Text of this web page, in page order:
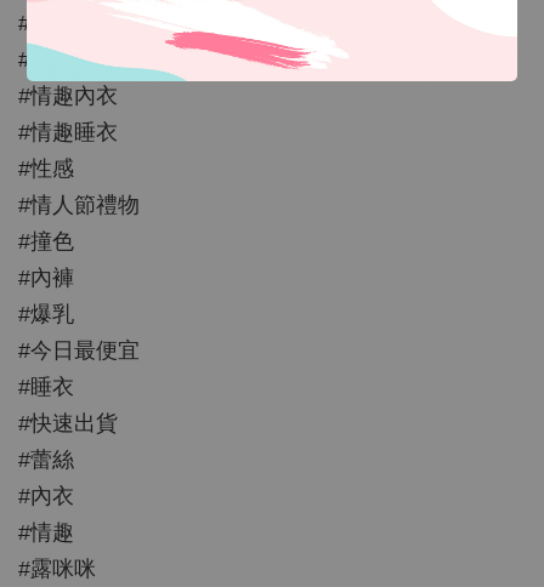
#角色扮演
#歐美
#情趣內衣
#情趣睡衣
#性感
#情人節禮物
#撞色
#內褲
#爆乳
#今日最便宜
#睡衣
#快速出貨
#蕾絲
#內衣
#情趣
#露咪咪